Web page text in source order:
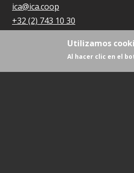
ica@ica.coop
+32 (2) 743 10 30
Utilizamos
Al hacer clic en el